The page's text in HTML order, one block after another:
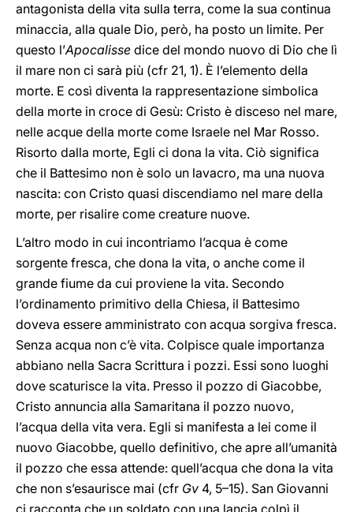
antagonista della vita sulla terra, come la sua continua
minaccia, alla quale Dio, però, ha posto un limite. Per
questo l’Apocalisse dice del mondo nuovo di Dio che lì
il mare non ci sarà più (cfr 21, 1). È l’elemento della
morte. E così diventa la rappresentazione simbolica
della morte in croce di Gesù: Cristo è disceso nel mare,
nelle acque della morte come Israele nel Mar Rosso.
Risorto dalla morte, Egli ci dona la vita. Ciò significa
che il Battesimo non è solo un lavacro, ma una nuova
nascita: con Cristo quasi discendiamo nel mare della
morte, per risalire come creature nuove.
L’altro modo in cui incontriamo l’acqua è come
sorgente fresca, che dona la vita, o anche come il
grande fiume da cui proviene la vita. Secondo
l’ordinamento primitivo della Chiesa, il Battesimo
doveva essere amministrato con acqua sorgiva fresca.
Senza acqua non c’è vita. Colpisce quale importanza
abbiano nella Sacra Scrittura i pozzi. Essi sono luoghi
dove scaturisce la vita. Presso il pozzo di Giacobbe,
Cristo annuncia alla Samaritana il pozzo nuovo,
l’acqua della vita vera. Egli si manifesta a lei come il
nuovo Giacobbe, quello definitivo, che apre all’umanità
il pozzo che essa attende: quell’acqua che dona la vita
che non s’esaurisce mai (cfr Gv 4, 5–15). San Giovanni
ci racconta che un soldato con una lancia colpì il